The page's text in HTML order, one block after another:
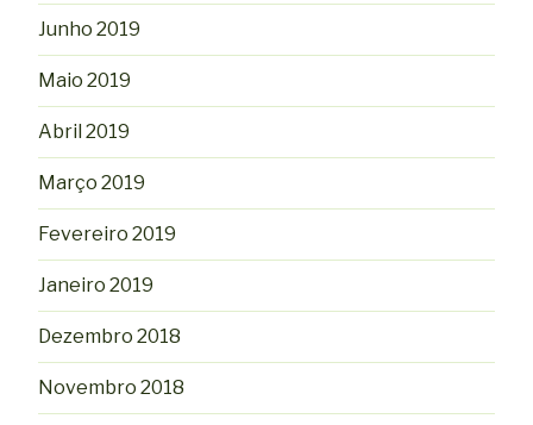
Junho 2019
Maio 2019
Abril 2019
Março 2019
Fevereiro 2019
Janeiro 2019
Dezembro 2018
Novembro 2018